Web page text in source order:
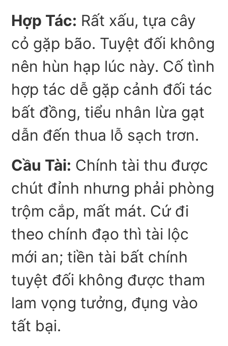
Hợp Tác: Rất xấu, tựa cây
cỏ gặp bão. Tuyệt đối không
nên hùn hạp lúc này. Cố tình
hợp tác dễ gặp cảnh đối tác
bất đồng, tiểu nhân lừa gạt
dẫn đến thua lỗ sạch trơn.
Cầu Tài: Chính tài thu được
chút đỉnh nhưng phải phòng
trộm cắp, mất mát. Cứ đi
theo chính đạo thì tài lộc
mới an; tiền tài bất chính
tuyệt đối không được tham
lam vọng tưởng, đụng vào
tất bại.